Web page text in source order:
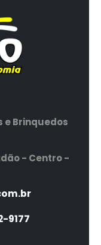
e Brinquedos
- Centro -
9177